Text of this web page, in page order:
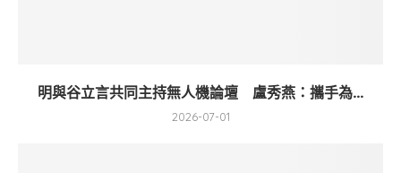
明與谷立言共同主持無人機論壇 盧秀燕：攜手為...
2026-07-01